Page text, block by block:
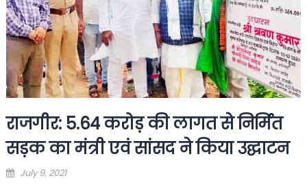
राजगीर: 5.64 करोड़ की लागत से निर्मित
सड़क का मंत्री एवं सांसद ने किया उद्घाटन
Posted
July 9, 2021